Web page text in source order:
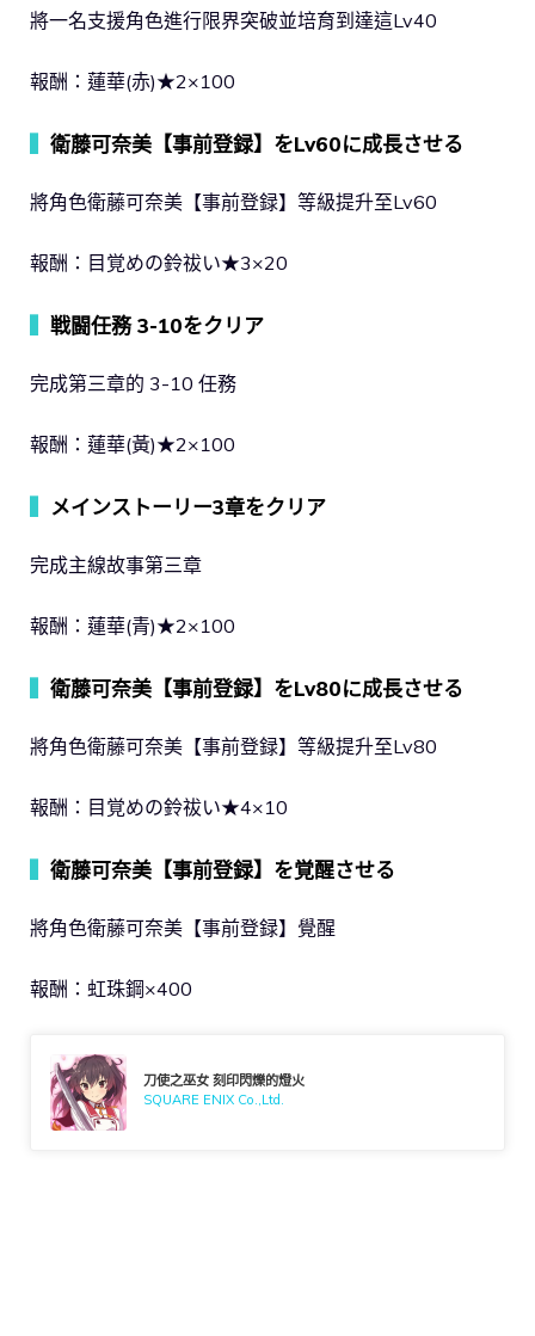
將一名支援角色進行限界突破並培育到達這Lv40
報酬：蓮華(赤)★2×100
衛藤可奈美【事前登録】をLv60に成長させる
將角色衛藤可奈美【事前登録】等級提升至Lv60
報酬：目覚めの鈴祓い★3×20
戦闘任務 3-10をクリア
完成第三章的 3-10 任務
報酬：蓮華(黃)★2×100
メインストーリー3章をクリア
完成主線故事第三章
報酬：蓮華(青)★2×100
衛藤可奈美【事前登録】をLv80に成長させる
將角色衛藤可奈美【事前登録】等級提升至Lv80
報酬：目覚めの鈴祓い★4×10
衛藤可奈美【事前登録】を覚醒させる
將角色衛藤可奈美【事前登録】覺醒
報酬：虹珠鋼×400
刀使之巫女 刻印閃爍的燈火
SQUARE ENIX Co.,Ltd.